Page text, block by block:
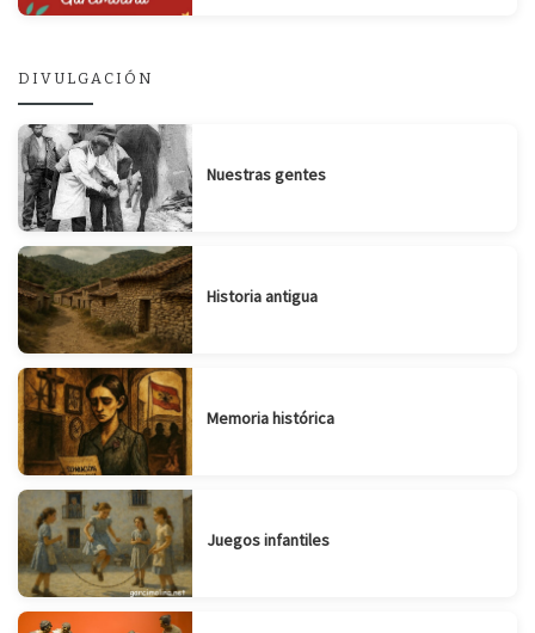
DIVULGACIÓN
Nuestras gentes
Historia antigua
Memoria histórica
Juegos infantiles